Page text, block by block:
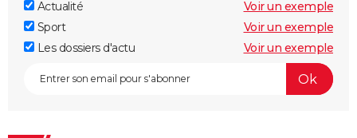
Actualité
Voir un exemple
Sport
Voir un exemple
Les dossiers d'actu
Voir un exemple